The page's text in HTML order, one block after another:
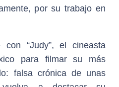
por su trabajo en
“Judy”, el cineasta
para filmar su más
falsa crónica de unas